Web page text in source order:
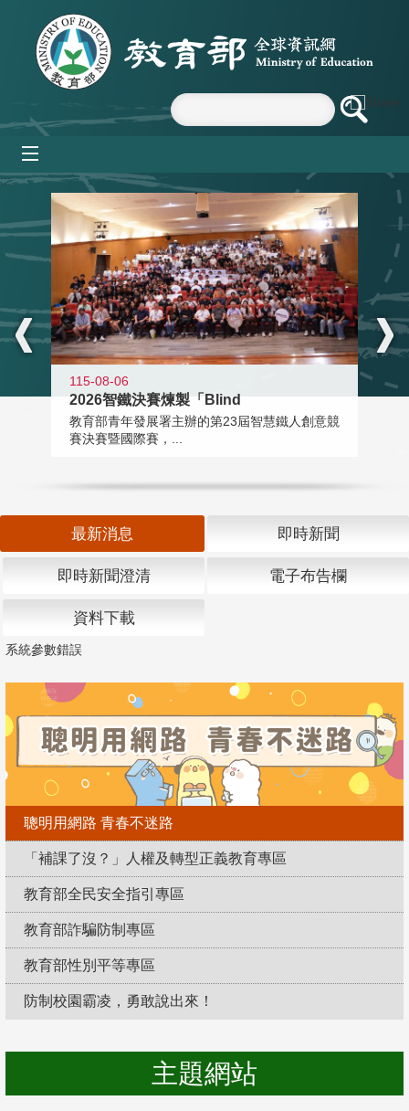
跳到主要內容區塊
:::
115-08-06
2026智鐵決賽煉製「Blind
教育部青年發展署主辦的第23屆智慧鐵人創意競
賽決賽暨國際賽，...
最新消息 即時新聞
即時新聞澄清 電子布告欄
資料下載
系統參數錯誤
聰明用網路 青春不迷路
「補課了沒？」人權及轉型正義教育專區
教育部全民安全指引專區
教育部詐騙防制專區
教育部性別平等專區
防制校園霸凌，勇敢說出來！
主題網站